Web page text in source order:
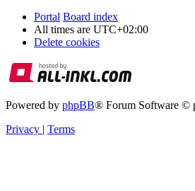
Portal Board index
All times are UTC+02:00
Delete cookies
Powered by phpBB® Forum Software ©
Privacy | Terms